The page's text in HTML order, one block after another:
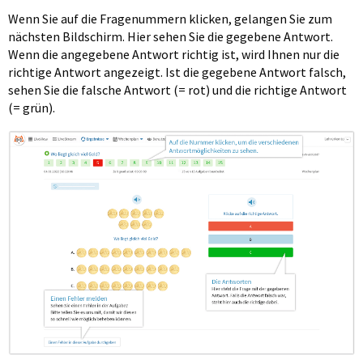
Wenn Sie auf die Fragenummern klicken, gelangen Sie zum
nächsten Bildschirm. Hier sehen Sie die gegebene Antwort.
Wenn die angegebene Antwort richtig ist, wird Ihnen nur die
richtige Antwort angezeigt. Ist die gegebene Antwort falsch,
sehen Sie die falsche Antwort (= rot) und die richtige Antwort
(= grün).